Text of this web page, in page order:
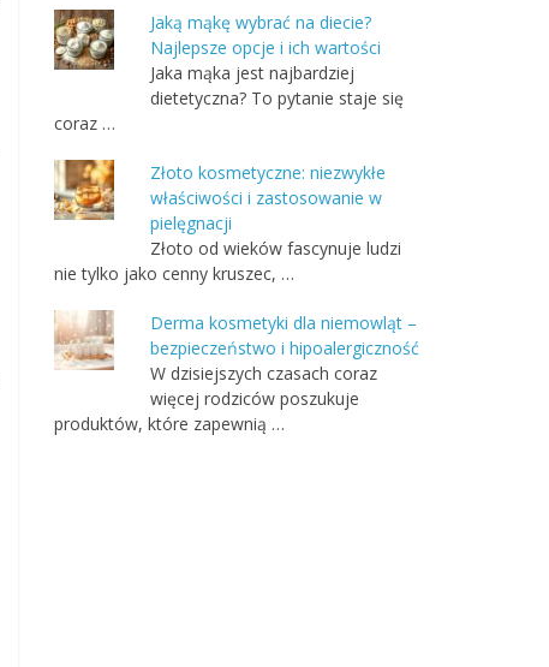
Jaką mąkę wybrać na diecie?
Najlepsze opcje i ich wartości
Jaka mąka jest najbardziej
dietetyczna? To pytanie staje się
coraz …
Złoto kosmetyczne: niezwykłe
właściwości i zastosowanie w
pielęgnacji
Złoto od wieków fascynuje ludzi
nie tylko jako cenny kruszec, …
Derma kosmetyki dla niemowląt –
bezpieczeństwo i hipoalergiczność
W dzisiejszych czasach coraz
więcej rodziców poszukuje
produktów, które zapewnią …